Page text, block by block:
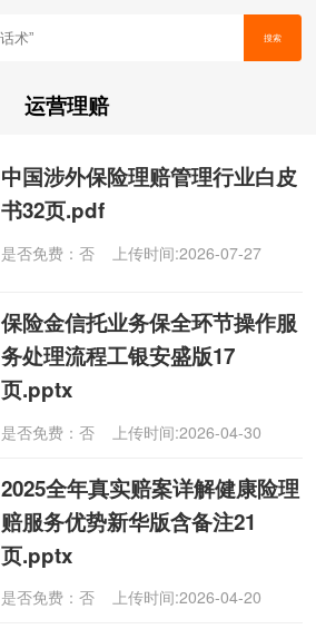
搜索
运营理赔
中国涉外保险理赔管理行业白皮
书32页.pdf
是否免费：否 上传时间:2026-07-27
保险金信托业务保全环节操作服
务处理流程工银安盛版17
页.pptx
是否免费：否 上传时间:2026-04-30
2025全年真实赔案详解健康险理
赔服务优势新华版含备注21
页.pptx
是否免费：否 上传时间:2026-04-20